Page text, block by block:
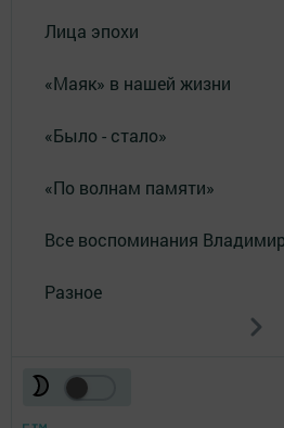
Лица эпохи
«Маяк» в нашей жизни
«Было - стало»
«По волнам памяти»
Все воспоминания
Разное